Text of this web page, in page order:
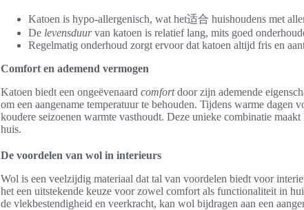
Katoen is hypo-allergenisch, wat het适合 huishoudens met
De levensduurvan katoen is relatief lang, mits goed
Regelmatig onderhoud zorgt ervoor dat katoen altijd fris en
Comfort en ademend vermogen
Katoen biedt een ongeëvenaard comfortdoor zijn ademende
om een aangename temperatuur te behouden. Tijdens warme dagen
koudere seizoenen warmte vasthoudt. Deze unieke combinatie
huis.
De voordelen van wol in interieurs
Wol is een veelzijdig materiaal dat tal van voordelen biedt voor
het een uitstekende keuze voor zowel comfort als functionaliteit in
de vlekbestendigheid en veerkracht, kan wol bijdragen aan een